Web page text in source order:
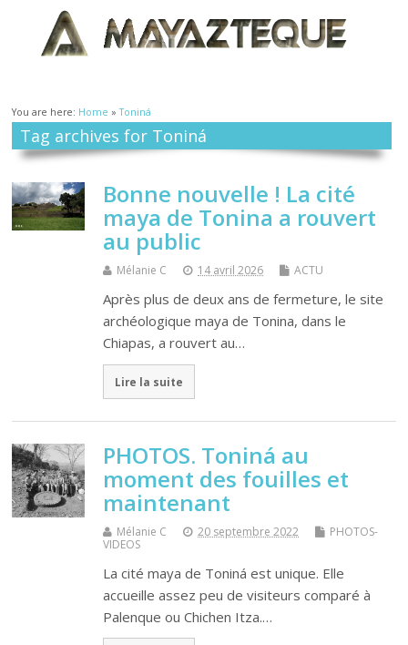
You are here: Home »Toniná
Tag archives for Toniná
Bonne nouvelle ! La cité
maya de Tonina a rouvert
au public
Mélanie C 14 avril 2026 ACTU
Après plus de deux ans de fermeture, le site
archéologique maya de Tonina, dans le
Chiapas, a rouvert au…
Lire la suite
PHOTOS. Toniná au
moment des fouilles et
maintenant
Mélanie C 20 septembre 2022
PHOTOS-
VIDEOS
La cité maya de Toniná est unique. Elle
accueille assez peu de visiteurs comparé à
Palenque ou Chichen Itza.…